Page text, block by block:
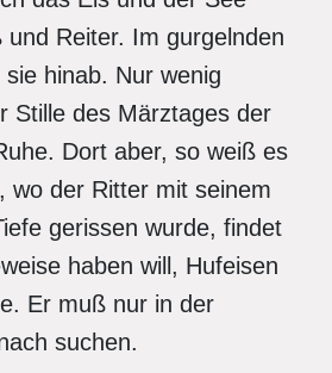
und Reiter. Im gurgelnden
hinab. Nur wenig
Stille des Märztages der
Dort aber, so weiß es
wo der Ritter mit seinem
gerissen wurde, findet
haben will, Hufeisen
Er muß nur in der
suchen.